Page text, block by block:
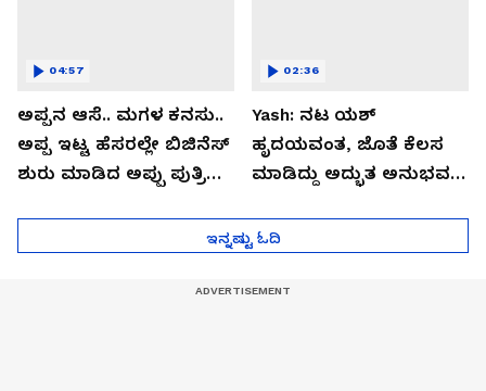
ಅಪ್ಪನ ಆಸೆ.. ಮಗಳ ಕನಸು..
ಅಪ್ಪ ಇಟ್ಟ ಹೆಸರಲ್ಲೇ ಬಿಜಿನೆಸ್​
ಶುರು ಮಾಡಿದ ಅಪ್ಪು ಪುತ್ರಿ
04:57
Yash: ನಟ ಯಶ್​
ಹೃದಯವಂತ, ಜೊತೆ ಕೆಲಸ
ಮಾಡಿದ್ದು ಅದ್ಭುತ ಅನುಭವ:
02:36
ಇನ್ನಷ್ಟು ಓದಿ